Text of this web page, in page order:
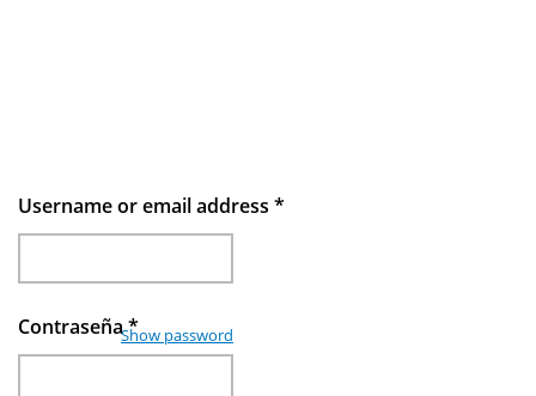
Username or email address *
Contraseña*
Show password